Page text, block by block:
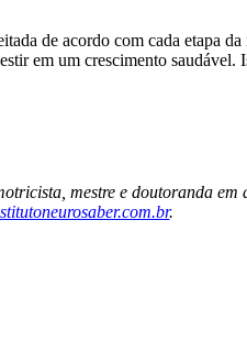
de acordo com cada etapa
em um crescimento
mestre e doutoranda
.